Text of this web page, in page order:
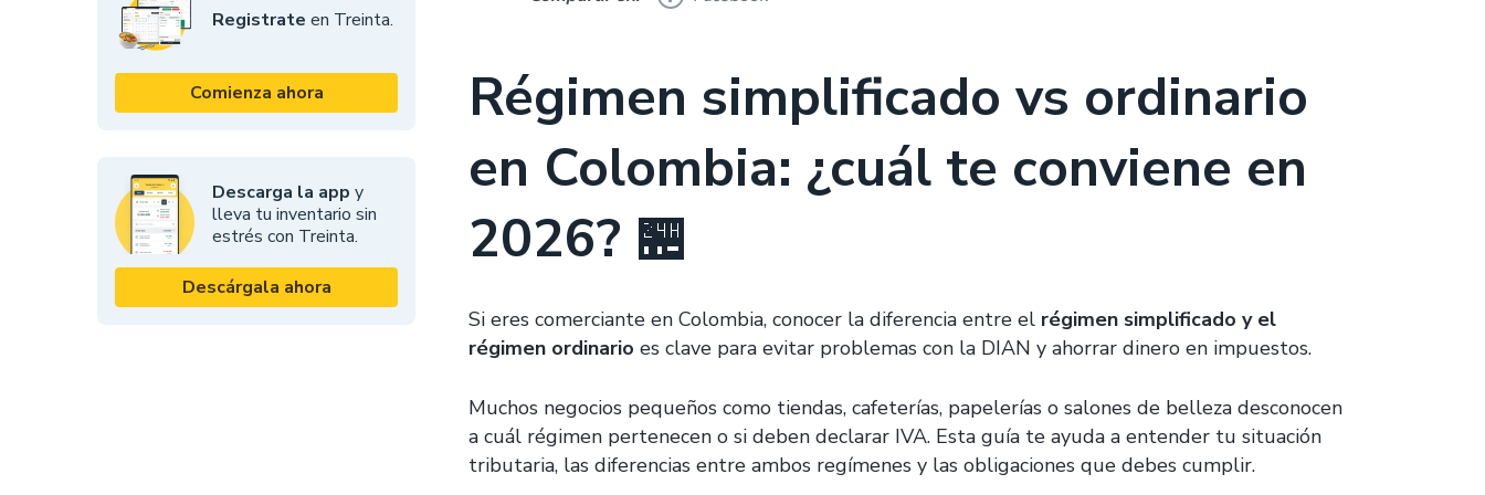
Registrate en Treinta.
Comienza ahora
Descarga la app y
lleva tu inventario sin
estrés con Treinta.
Descárgala ahora
Régimen simplificado vs ordinario
en Colombia: ¿cuál te conviene en
2026? 🏪
Si eres comerciante en Colombia, conocer la diferencia entre el régimen simplificado y el
régimen ordinario es clave para evitar problemas con la DIAN y ahorrar dinero en impuestos.
Muchos negocios pequeños como tiendas, cafeterías, papelerías o salones de belleza desconocen
a cuál régimen pertenecen o si deben declarar IVA. Esta guía te ayuda a entender tu situación
tributaria, las diferencias entre ambos regímenes y las obligaciones que debes cumplir.